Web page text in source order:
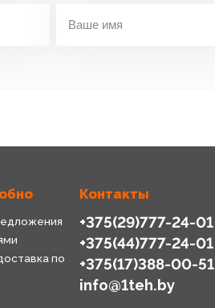
по
Контакты
+375(29)777-24-01
+375(44)777-24-01
+375(17)388-00-51
info@1teh.by